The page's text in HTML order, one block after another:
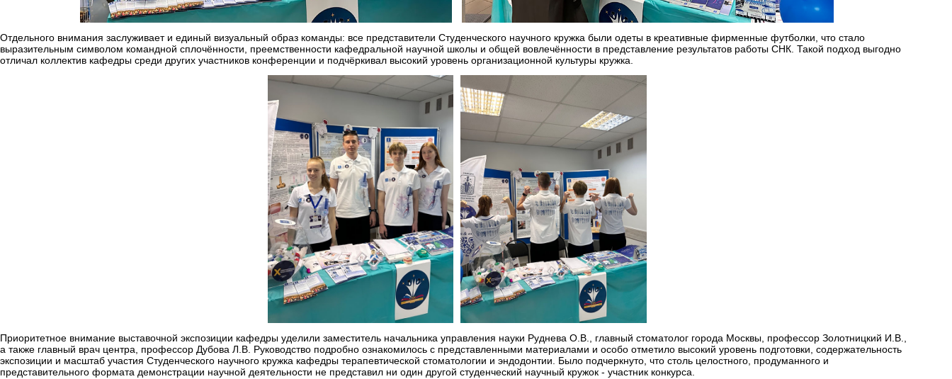
Отдельного внимания заслуживает и единый визуальный образ команды: все представители Студенческого научного кружка были одеты в креативные фирменные футболки, что стало
выразительным символом командной сплочённости, преемственности кафедральной научной школы и общей вовлечённости в представление результатов работы СНК. Такой подход выгодно
отличал коллектив кафедры среди других участников конференции и подчёркивал высокий уровень организационной культуры кружка.
Приоритетное внимание выставочной экспозиции кафедры уделили заместитель начальника управления науки Руднева О.В., главный стоматолог города Москвы, профессор Золотницкий И.В.,
а также главный врач центра, профессор Дубова Л.В. Руководство подробно ознакомилось с представленными материалами и особо отметило высокий уровень подготовки, содержательность
экспозиции и масштаб участия Студенческого научного кружка кафедры терапевтической стоматологии и эндодонтии. Было подчеркнуто, что столь целостного, продуманного и
представительного формата демонстрации научной деятельности не представил ни один другой студенческий научный кружок - участник конкурса.